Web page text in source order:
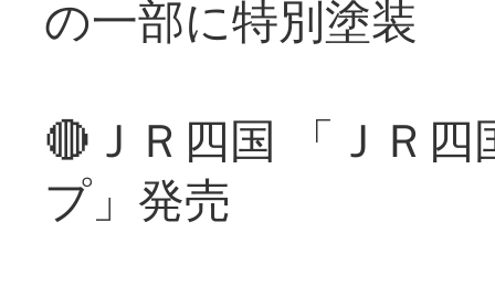
の一部に特別塗装
🔴ＪＲ四国 「ＪＲ
プ」発売